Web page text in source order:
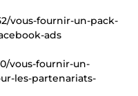
vous-fournir-un-pack-
ads
vous-fournir-un-
les-partenariats-